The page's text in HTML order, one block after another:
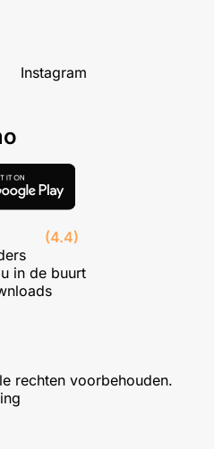
Instagram
(4.4)
in de buurt
rechten voorbehouden.